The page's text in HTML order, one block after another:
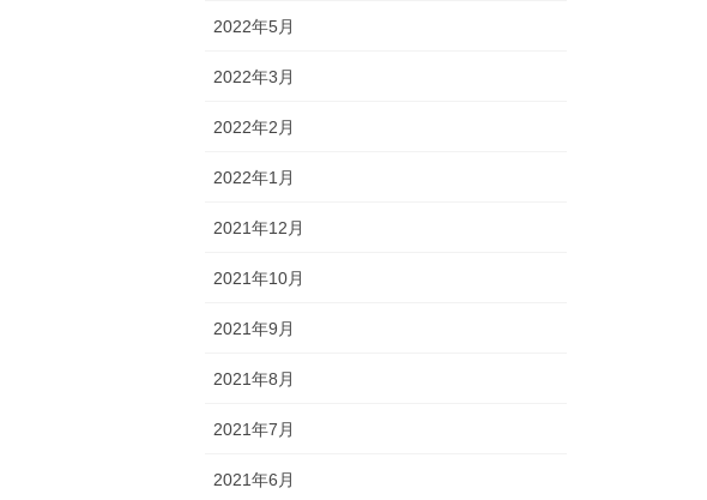
2022年5月
2022年3月
2022年2月
2022年1月
2021年12月
2021年10月
2021年9月
2021年8月
2021年7月
2021年6月